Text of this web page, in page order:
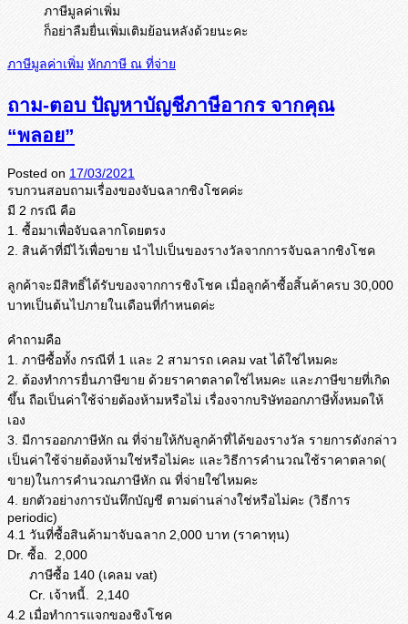
ภาษีมูลค่าเพิ่ม
ก็อย่าลืมยื่นเพิ่มเติมย้อนหลังด้วยนะคะ
ภาษีมูลค่าเพิ่ม หักภาษี ณ ที่จ่าย
ถาม-ตอบ ปัญหาบัญชีภาษีอากร จากคุณ
“พลอย”
Posted on 17/03/2021
รบกวนสอบถามเรื่องของจับฉลากชิงโชคค่ะ
มี 2 กรณี คือ
1. ซื้อมาเพื่อจับฉลากโดยตรง
2. สินค้าที่มีไว้เพื่อขาย นำไปเป็นของรางวัลจากการจับฉลากชิงโชค
ลูกค้าจะมีสิทธิ์ได้รับของจากการชิงโชค เมื่อลูกค้าซื้อสิ้นค้าครบ 30,000
บาทเป็นต้นไปภายในเดือนที่กำหนดค่ะ
คำถามคือ
1. ภาษีซื้อทั้ง กรณีที่ 1 และ 2 สามารถ เคลม vat ได้ใช่ไหมคะ
2. ต้องทำการยื่นภาษีขาย ด้วยราคาตลาดใช่ไหมคะ และภาษีขายที่เกิด
ขึ้น ถือเป็นค่าใช้จ่ายต้องห้ามหรือไม่ เรื่องจากบริษัทออกภาษีทั้งหมดให้
เอง
3. มีการออกภาษีหัก ณ ที่จ่ายให้กับลูกค้าที่ได้ของรางวัล รายการดังกล่าว
เป็นค่าใช้จ่ายต้องห้ามใช่หรือไม่คะ และวิธีการคำนวณใช้ราคาตลาด(
ขาย)ในการคำนวณภาษีหัก ณ ที่จ่ายใช่ไหมคะ
4. ยกตัวอย่างการบันทึกบัญชี ตามด่านล่างใช่หรือไม่คะ (วิธีการ
periodic)
4.1 วันที่ซื้อสินค้ามาจับฉลาก 2,000 บาท (ราคาทุน)
Dr. ซื้อ. 2,000
ภาษีซื้อ 140 (เคลม vat)
Cr. เจ้าหนี้. 2,140
4.2 เมื่อทำการแจกของชิงโชค